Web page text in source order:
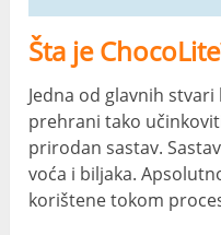
Šta je
Jedna od glavnih
prehrani tako
prirodan sastav.
voća i biljaka.
korištene tokom